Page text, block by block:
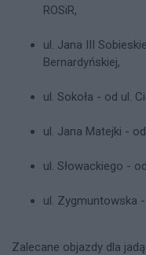
ROSiR,
ul. Jana III
Bernardyńskiej,
ul. Sokoła - od ul.
ul. Jana Matejki -
ul. Słowackiego -
ul. Zygmuntowska
Zalecane objazdy dla